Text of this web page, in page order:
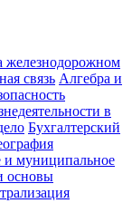
железнодорожном
связь Алгебра и
в
Бухгалтерский
и муниципальное
основы